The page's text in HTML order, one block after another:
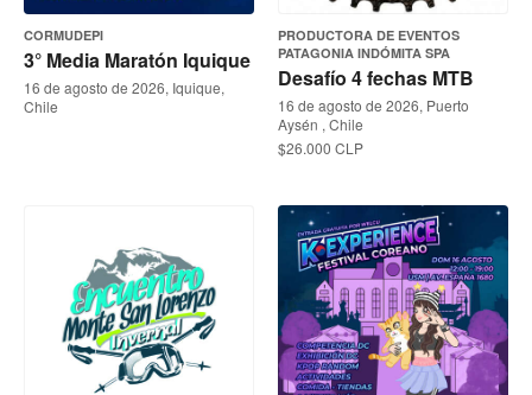
CORMUDEPI
3° Media Maratón Iquique
16 de agosto de 2026, Iquique,
Chile
PRODUCTORA DE EVENTOS
PATAGONIA INDÓMITA SPA
Desafío 4 fechas MTB
16 de agosto de 2026, Puerto
Aysén , Chile
$26.000 CLP